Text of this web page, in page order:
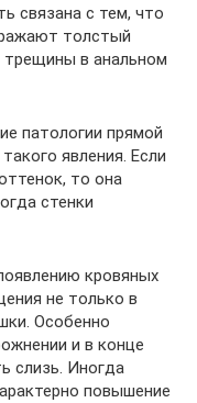
связана с тем, что
толстый
трещины в анальном
патологии прямой
явления. Если
то она
стенки
кровяных
не только в
Особенно
и в конце
слизь. Иногда
повышение